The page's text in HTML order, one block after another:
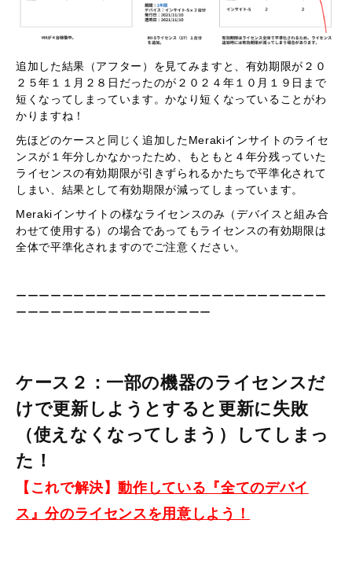
追加した結果（アフター）を見てみますと、有効期限が２０
２５年１１月２８日だったのが２０２４年１０月１９日まで
短くなってしまっています。かなり短くなっていることがわ
かりますね！
先ほどのケースと同じく追加したMerakiインサイトのライセ
ンスが１年分しかなかったため、もともと４年分残っていた
ライセンスの有効期限が引きずられるかたちで平準化されて
しまい、結果として有効期限が減ってしまっています。
Merakiインサイトの様なライセンスのみ（デバイスと組み合
わせて使用する）の場合であってもライセンスの有効期限は
全体で平準化されますのでご注意ください。
ーーーーーーーーーーーーーーーーーーーーーーーーーーー
ーーーーーーーーーーーーーーーーー
ケース２：一部の機器のライセンスだ
けで更新しようとすると更新に失敗
（使えなくなってしまう）してしまっ
た！
【これで解決】動作している『全てのデバイ
ス』分のライセンスを用意しよう！